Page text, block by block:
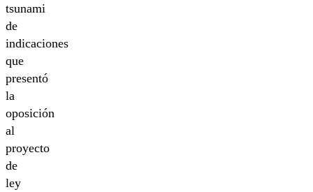
tsunami
de
indicaciones
que
presentó
la
oposición
al
proyecto
de
ley